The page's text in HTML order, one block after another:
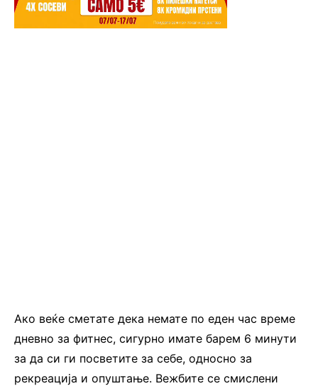
Ако веќе сметате дека немате по еден час време
дневно за фитнес, сигурно имате барем 6 минути
за да си ги посветите за себе, односно за
рекреација и опуштање. Вежбите се смислени